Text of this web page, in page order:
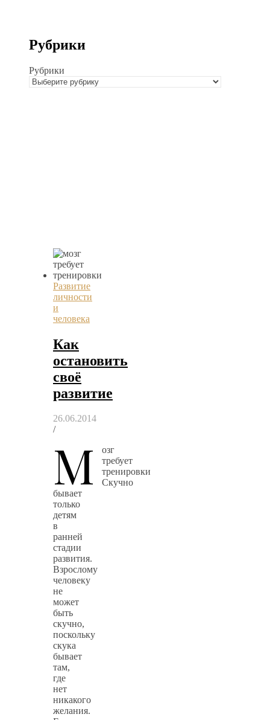
Рубрики
Рубрики
Развитие
личности
и
человека
Как
остановить
своё
развитие
26.06.2014
/
М
озг
требует
тренировки
Скучно
бывает
только
детям
в
ранней
стадии
развития.
Взрослому
человеку
не
может
быть
скучно,
поскольку
скука
бывает
там,
где
нет
никакого
желания.